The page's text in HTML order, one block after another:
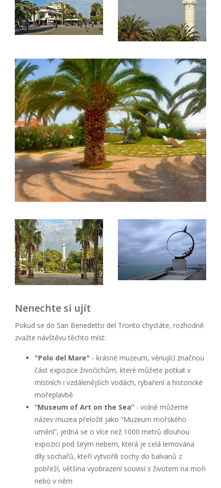
Nenechte si ujít
Pokud se do San Benedetto del Tronto chystáte, rozhodně
zvažte návštěvu těchto míst:
"Polo del Mare" - krásné muzeum, věnující značnou
část expozice živočichům, které můžete potkat v
místních i vzdálenějších vodách, rybaření a historické
mořeplavbě
“Museum of Art on the Sea” - volně můžeme
název muzea přeložit jako “Muzeum mořského
umění”, jedná se o více než 1000 metrů dlouhou
expozici pod širým nebem, která je celá lemována
díly sochařů, kteří vytvořili sochy do balvanů z
pobřeží, většina vyobrazení souvisí s životem na moři
nebo v něm